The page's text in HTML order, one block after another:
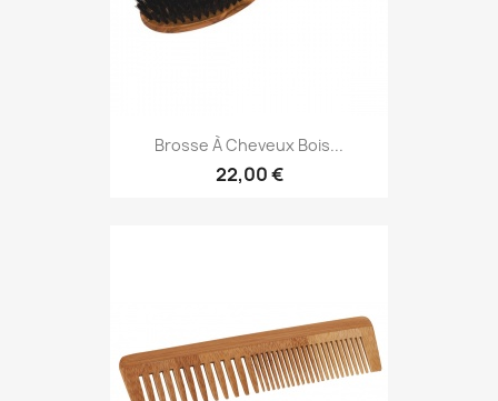
Brosse À Cheveux Bois...
22,00 €